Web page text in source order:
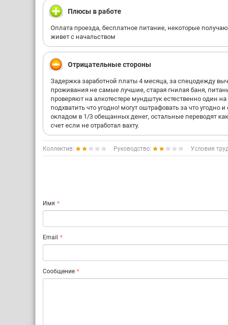
Плюсы в работе
Оплата проезда, бесплатное питание, некоторые
живет с начальством
Отрицательные стороны
Задержка заработной платы 4 месяца, за спецодежду
проживания не самые лучшие, старая гнилая баня,
проверяют на алкотестере мундштук естественно один
подхватить что угодно! могут оштрафовать за что угодно
окладом в 1/3 обещанных денег, остальные переводят
счет если не отработал вахту.
Коллектив: Руководство: Условия
Имя
Email
Сообщение